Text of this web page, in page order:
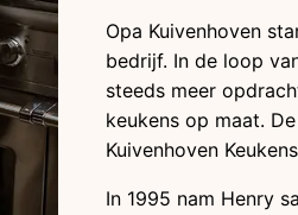
Opa Kuivenhoven
bedrijf. In de loop
steeds meer
keukens op maat.
Kuivenhoven
In 1995 nam Henry